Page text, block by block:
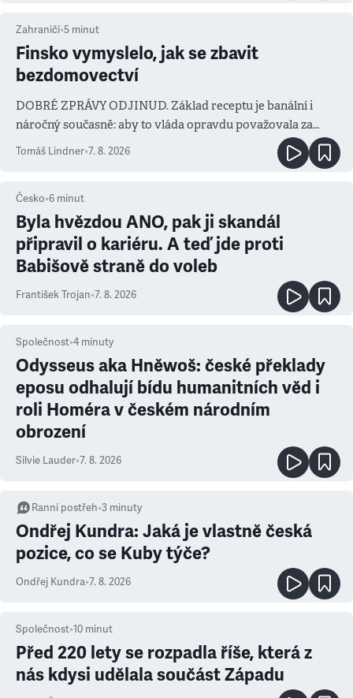
Zahraničí•5 minut
Finsko vymyslelo, jak se zbavit
bezdomovectví
DOBRÉ ZPRÁVY ODJINUD. Základ receptu je banální i
náročný současně: aby to vláda opravdu považovala za
prioritu
Tomáš Lindner•7. 8. 2026
Česko•6 minut
Byla hvězdou ANO, pak ji skandál
připravil o kariéru. A teď jde proti
Babišově straně do voleb
František Trojan•7. 8. 2026
Společnost•4 minuty
Odysseus aka Hněwoš: české překlady
eposu odhalují bídu humanitních věd i
roli Homéra v českém národním
obrození
Silvie Lauder•7. 8. 2026
Ranní postřeh•3 minuty
Ondřej Kundra: Jaká je vlastně česká
pozice, co se Kuby týče?
Ondřej Kundra•7. 8. 2026
Společnost•10 minut
Před 220 lety se rozpadla říše, která z
nás kdysi udělala součást Západu